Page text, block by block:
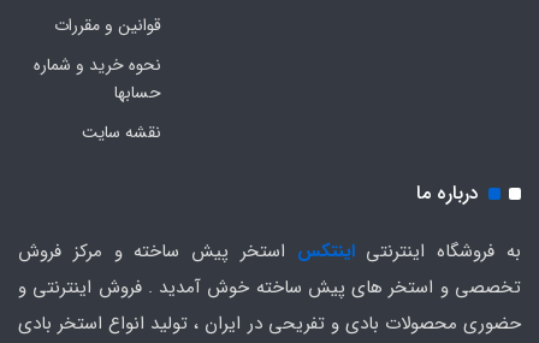
قوانین و مقررات
نحوه خرید و شماره
حسابها
نقشه سایت
درباره ما
به فروشگاه اینترنتیاینتکس استخر پیش ساخته و مرکز فروش
تخصصی و استخر های پیش ساخته خوش آمدید . فروش اینترنتی و
حضوری محصولات بادی و تفریحی در ایران ، تولید انواع استخر بادی